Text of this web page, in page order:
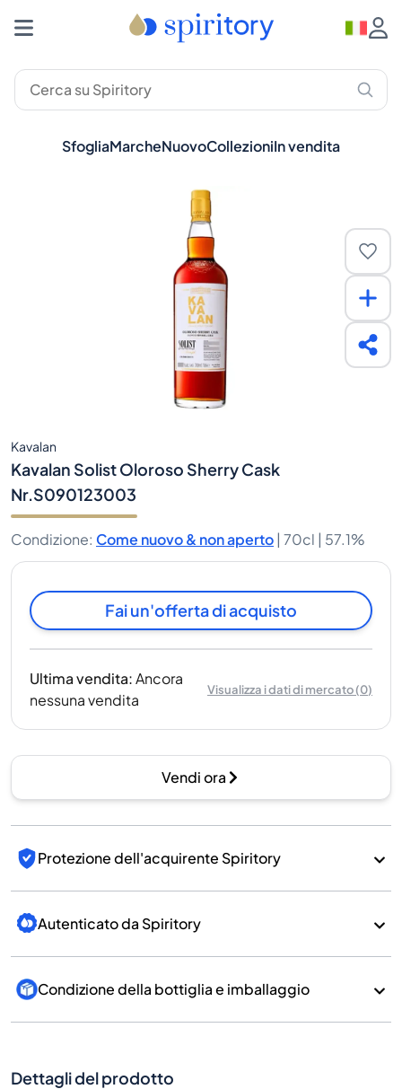
SfogliaMarcheNuovoCollezioniIn vendita
Kavalan
Kavalan Solist Oloroso Sherry Cask
Nr.S090123003
Condizione: Come nuovo & non aperto | 70cl | 57.1%
Fai un'offerta di acquisto
Ultima vendita:Ancora
nessuna vendita
Visualizza i dati di mercato(0)
Vendi ora
Protezione dell'acquirente Spiritory
Autenticato da Spiritory
Condizione della bottiglia e imballaggio
Dettagli del prodotto